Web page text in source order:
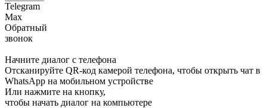
Telegram
Max
Обратный
звонок
Начните диалог с телефона
Отсканируйте QR-код камерой телефона, чтобы открыть чат в
WhatsApp на мобильном устройстве
Или нажмите на кнопку,
чтобы начать диалог на компьютере